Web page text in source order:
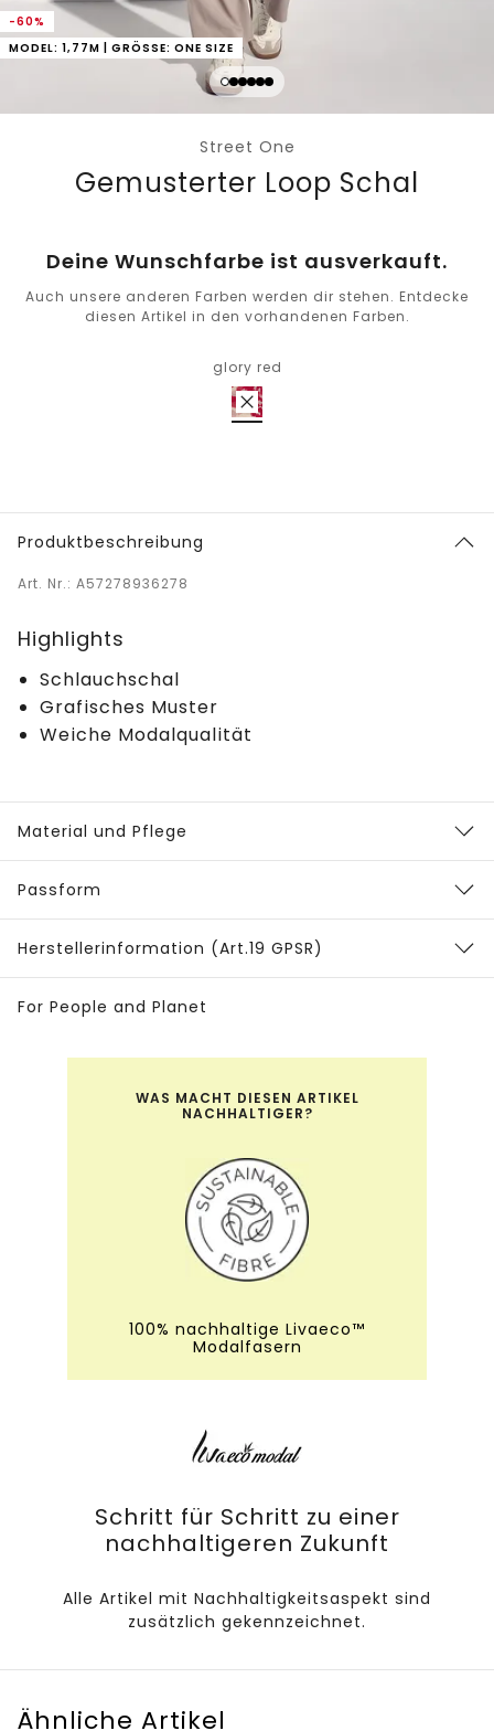
-60%
MODEL: 1,77M | GRÖSSE: ONE SIZE
Street One
Gemusterter Loop Schal
Deine Wunschfarbe ist ausverkauft.
Auch unsere anderen Farben werden dir stehen. Entdecke
diesen Artikel in den vorhandenen Farben.
glory red
Produktbeschreibung
Art. Nr.: A57278936278
Highlights
Schlauchschal
Grafisches Muster
Weiche Modalqualität
Material und Pflege
Passform
Herstellerinformation (Art.19 GPSR)
For People and Planet
WAS MACHT DIESEN ARTIKEL
NACHHALTIGER?
100% nachhaltige Livaeco™
Modalfasern
Schritt für Schritt zu einer
nachhaltigeren Zukunft
Alle Artikel mit Nachhaltigkeitsaspekt sind
zusätzlich gekennzeichnet.
Ähnliche Artikel